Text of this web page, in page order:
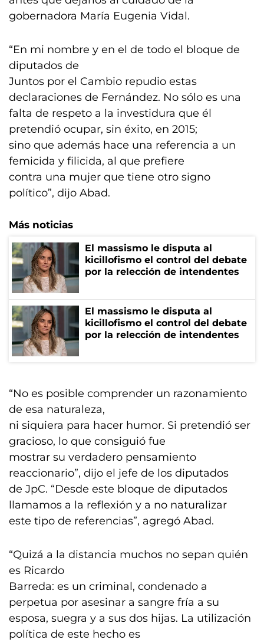
gobernadora María Eugenia Vidal.
“En mi nombre y en el de todo el bloque de
diputados de
Juntos por el Cambio repudio estas
declaraciones de Fernández. No sólo es una
falta de respeto a la investidura que él
pretendió ocupar, sin éxito, en 2015;
sino que además hace una referencia a un
femicida y filicida, al que prefiere
contra una mujer que tiene otro signo
político”, dijo Abad.
Más noticias
El massismo le disputa al
kicillofismo el control del debate
por la relección de intendentes
El massismo le disputa al
kicillofismo el control del debate
por la relección de intendentes
“No es posible comprender un razonamiento
de esa naturaleza,
ni siquiera para hacer humor. Si pretendió ser
gracioso, lo que consiguió fue
mostrar su verdadero pensamiento
reaccionario”, dijo el jefe de los diputados
de JpC. “Desde este bloque de diputados
llamamos a la reflexión y a no naturalizar
este tipo de referencias”, agregó Abad.
“Quizá a la distancia muchos no sepan quién
es Ricardo
Barreda: es un criminal, condenado a
perpetua por asesinar a sangre fría a su
esposa, suegra y a sus dos hijas. La utilización
política de este hecho es